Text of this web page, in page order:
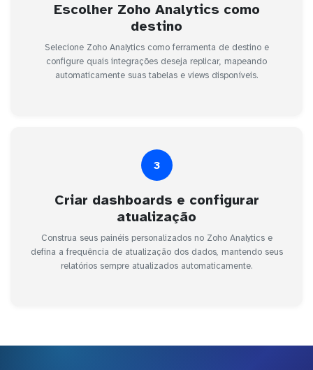
Escolher Zoho Analytics como
destino
Selecione Zoho Analytics como ferramenta de destino e
configure quais integrações deseja replicar, mapeando
automaticamente suas tabelas e views disponíveis.
3
Criar dashboards e configurar
atualização
Construa seus painéis personalizados no Zoho Analytics e
defina a frequência de atualização dos dados, mantendo seus
relatórios sempre atualizados automaticamente.